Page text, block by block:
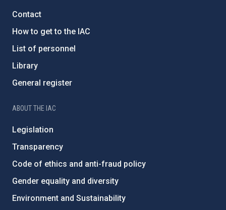
Contact
How to get to the IAC
List of personnel
Library
General register
ABOUT THE IAC
Legislation
Transparency
Code of ethics and anti-fraud policy
Gender equality and diversity
Environment and Sustainability